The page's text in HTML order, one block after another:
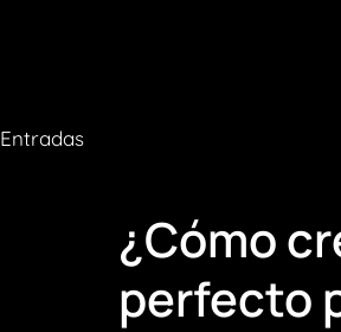
Entradas
¿Cómo
perfecto